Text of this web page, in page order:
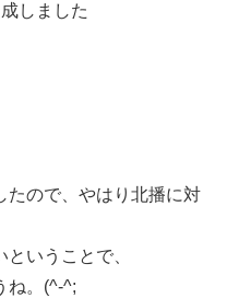
しました
たので、やはり北播に対
いうことで、
ね。(^-^;